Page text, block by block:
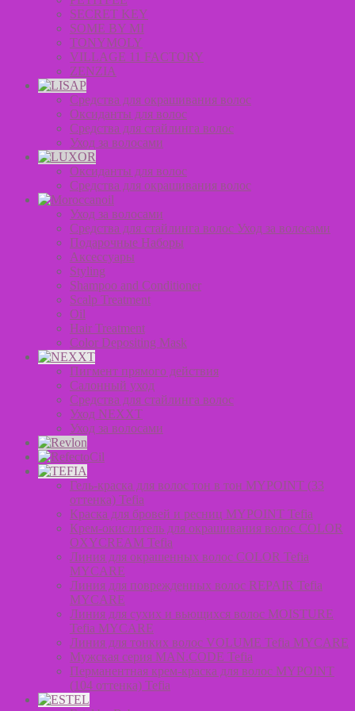
SECRET KEY
SOME BY MI
TONYMOLY
VILLAGE 11 FACTORY
ZENZIA
Средства для окрашивания волос
Оксиданты для волос
Средства для стайлинга волос
Уход за волосами
Оксиданты для волос
Средства для окрашивания волос
Уход за волосами
Средства для стайлинга волос Уход за волосами
Подарочные Наборы
Аксессуары
Styling
Shampoo and Conditioner
Scalp Treatment
Oil
Hair Treatment
Color Depositing Mask
Пигмент прямого действия
Салонный уход
Средства для стайлинга волос
Уход NEXXT
Уход за волосами
Гель-краска для волос тон в тон MYPOINT (33
оттенка) Tefia
Краска для бровей и ресниц MYPOINT Tefia
Крем-окислитель для окрашивания волос COLOR
OXYCREAM Tefia
Линия для окрашенных волос COLOR Tefia
MYCARE
Линия для поврежденных волос REPAIR Tefia
MYCARE
Линия для сухих и вьющихся волос MOISTURE
Tefia MYCARE
Линия для тонких волос VOLUME Tefia MYCARE
Мужская серия MAN.CODE Tefia
Перманентная крем-краска для волос MYPOINT
(104 оттенка) Tefia